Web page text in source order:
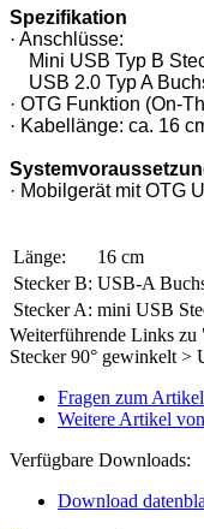
Spezifikation
· Anschlüsse:
Mini USB Typ B
USB 2.0 Typ A
· OTG Funktion (On-
· Kabellänge: ca. 16
· Mobilgerät mit OTG
Länge:
16 cm
Stecker B: USB-A
Stecker A: mini USB
Weiterführende Links
Stecker 90° gewinkelt >
Fragen zum
Weitere Artikel
Verfügbare Downloads:
Download